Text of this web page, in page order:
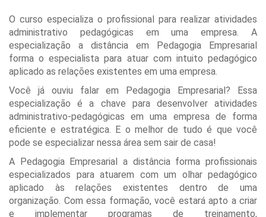
O curso especializa o profissional para realizar atividades
administrativo pedagógicas em uma empresa. A
especialização a distância em Pedagogia Empresarial
forma o especialista para atuar com intuito pedagógico
aplicado as relações existentes em uma empresa.
Você já ouviu falar em Pedagogia Empresarial? Essa
especialização é a chave para desenvolver atividades
administrativo-pedagógicas em uma empresa de forma
eficiente e estratégica. E o melhor de tudo é que você
pode se especializar nessa área sem sair de casa!
A Pedagogia Empresarial a distância forma profissionais
especializados para atuarem com um olhar pedagógico
aplicado às relações existentes dentro de uma
organização. Com essa formação, você estará apto a criar
e implementar programas de treinamento,